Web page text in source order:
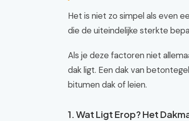
Het is niet zo simpel als even
die de uiteindelijke sterkte
Als je deze factoren niet
dak ligt. Een dak van
bitumen dak of leien.
1. Wat Ligt Erop? Het